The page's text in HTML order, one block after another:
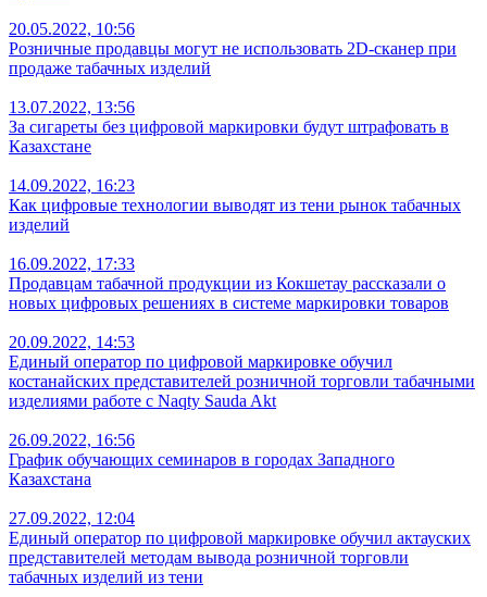
20.05.2022, 10:56
Розничные продавцы могут не использовать 2D-сканер при
продаже табачных изделий
13.07.2022, 13:56
За сигареты без цифровой маркировки будут штрафовать в
Казахстане
14.09.2022, 16:23
Как цифровые технологии выводят из тени рынок табачных
изделий
16.09.2022, 17:33
Продавцам табачной продукции из Кокшетау рассказали о
новых цифровых решениях в системе маркировки товаров
20.09.2022, 14:53
Единый оператор по цифровой маркировке обучил
костанайских представителей розничной торговли табачными
изделиями работе с Naqty Sauda Akt
26.09.2022, 16:56
График обучающих семинаров в городах Западного
Казахстана
27.09.2022, 12:04
Единый оператор по цифровой маркировке обучил актауских
представителей методам вывода розничной торговли
табачных изделий из тени